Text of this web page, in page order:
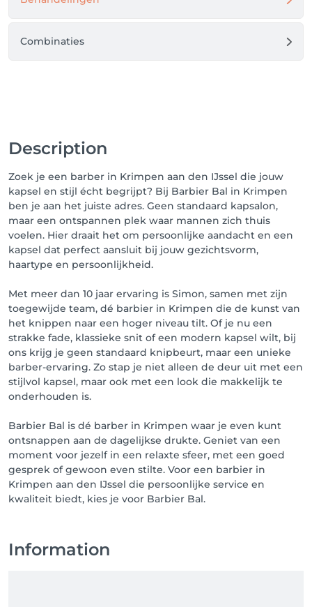
Heb jij een vraag of lukt het niet?
op het HELP-knopje klikken en daar wordt je zo snel
Combinaties
Description
Zoek je een barber in Krimpen aan den IJssel die jouw
kapsel en stijl écht begrijpt? Bij Barbier Bal in Krimpen
ben je aan het juiste adres. Geen standaard kapsalon,
maar een ontspannen plek waar mannen zich thuis
voelen. Hier draait het om persoonlijke aandacht en een
kapsel dat perfect aansluit bij jouw gezichtsvorm,
haartype en persoonlijkheid.
Met meer dan 10 jaar ervaring is Simon, samen met zijn
toegewijde team, dé barbier in Krimpen die de kunst van
het knippen naar een hoger niveau tilt. Of je nu een
strakke fade, klassieke snit of een modern kapsel wilt, bij
ons krijg je geen standaard knipbeurt, maar een unieke
barber-ervaring. Zo stap je niet alleen de deur uit met een
stijlvol kapsel, maar ook met een look die makkelijk te
onderhouden is.
Barbier Bal is dé barber in Krimpen waar je even kunt
ontsnappen aan de dagelijkse drukte. Geniet van een
moment voor jezelf in een relaxte sfeer, met een goed
gesprek of gewoon even stilte. Voor een barbier in
Krimpen aan den IJssel die persoonlijke service en
kwaliteit biedt, kies je voor Barbier Bal.
Information